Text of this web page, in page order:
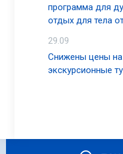
программа для
отдых для тела
29.09
Снижены цены на
экскурсионные